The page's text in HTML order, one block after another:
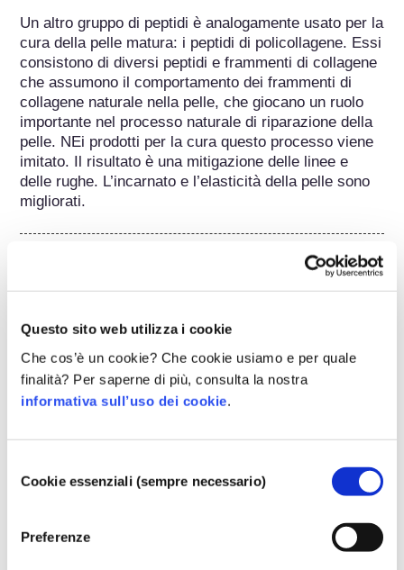
Questo sito web utilizza i cookie
Che cos’è un cookie? Che cookie usiamo e per quale
finalità? Per saperne di più, consulta la nostra
informativa sull’uso dei cookie.
delCookie essenziali (sempre necessario)
Preferenze
Un altro gruppo di peptidi è analogamente usato per la
cura della pelle matura: i peptidi di policollagene. Essi
consistono di diversi peptidi e frammenti di collagene
che assumono il comportamento dei frammenti di
collagene naturale nella pelle, che giocano un ruolo
importante nel processo naturale di riparazione della
pelle. NEi prodotti per la cura questo processo viene
imitato. Il risultato è una mitigazione delle linee e
delle rughe. L’incarnato e l’elasticità della pelle sono
migliorati.
Appartiene ai seguenti gruppi di sostanze
Regolamentare i cosmetici
Gli ingredienti cosmetici sono soggetti a
regolamentazione. Si noti che regolamenti differenti
potrebbero applicarsi agli ingredienti cosmetici al di
fuori dell'UE.